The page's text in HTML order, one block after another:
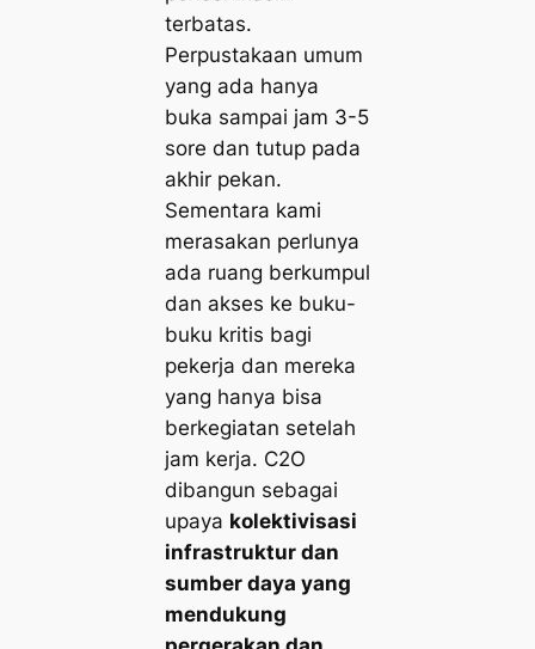
terbatas.
Perpustakaan umum
yang ada hanya
buka sampai jam 3-5
sore dan tutup pada
akhir pekan.
Sementara kami
merasakan perlunya
ada ruang berkumpul
dan akses ke buku-
buku kritis bagi
pekerja dan mereka
yang hanya bisa
berkegiatan setelah
jam kerja. C2O
dibangun sebagai
upaya kolektivisasi
infrastruktur dan
sumber daya yang
mendukung